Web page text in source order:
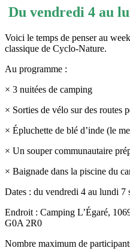
Du vendredi 4 au
Voici le temps de penser au
classique de Cyclo-Nature.
Au programme :
× 3 nuitées de camping
× Sorties de vélo sur des routes
× Épluchette de blé d’inde (le
× Un souper communautaire
× Baignade dans la piscine du
Dates : du vendredi 4 au lundi 7
Endroit : Camping L’Égaré,
G0A 2R0
Nombre maximum de